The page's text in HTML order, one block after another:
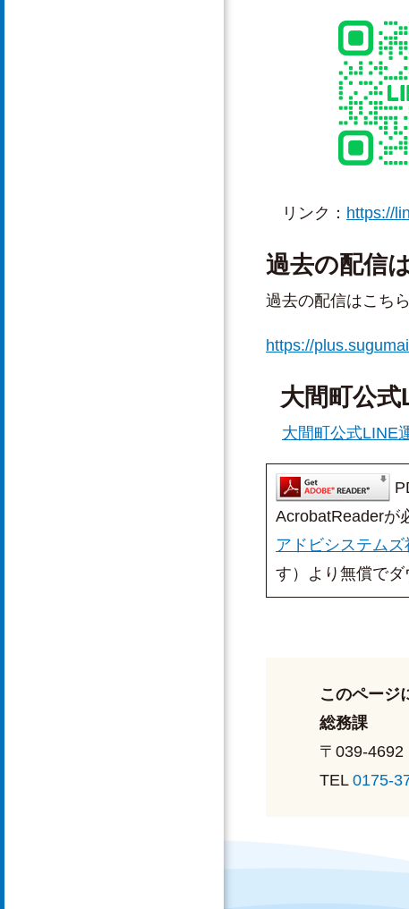
大間町種苗育成セ
大間町健康福祉セン
「スマイリー」
リンク： https://
過去の配信
過去の配信はこち
https://
大間町公
大間町公式LINE
AcrobatReaderが
アドビシステムズ
す）より無償でダ
このページ
総務課
〒039-4692
TEL 0175-